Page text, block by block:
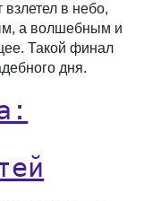
в небо,
а волшебным и
Такой финал
дня.